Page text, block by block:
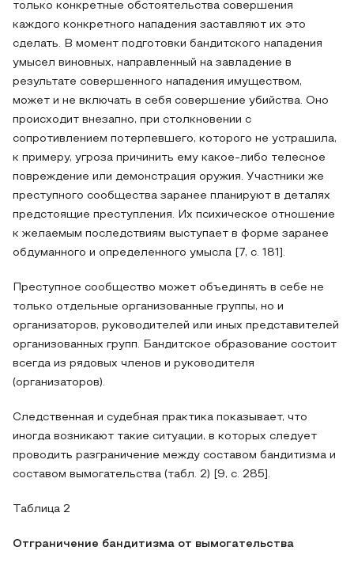
только конкретные обстоятельства совершения
каждого конкретного нападения заставляют их это
сделать. В момент подготовки бандитского нападения
умысел виновных, направленный на завладение в
результате совершенного нападения имуществом,
может и не включать в себя совершение убийства. Оно
происходит внезапно, при столкновении с
сопротивлением потерпевшего, которого не устрашила,
к примеру, угроза причинить ему какое-либо телесное
повреждение или демонстрация оружия. Участники же
преступного сообщества заранее планируют в деталях
предстоящие преступления. Их психическое отношение
к желаемым последствиям выступает в форме заранее
обдуманного и определенного умысла [7, с. 181].
Преступное сообщество может объединять в себе не
только отдельные организованные группы, но и
организаторов, руководителей или иных представителей
организованных групп. Бандитское образование состоит
всегда из рядовых членов и руководителя
(организаторов).
Следственная и судебная практика показывает, что
иногда возникают такие ситуации, в которых следует
проводить разграничение между составом бандитизма и
составом вымогательства (табл. 2) [9, с. 285].
Таблица 2
Отграничение бандитизма от вымогательства